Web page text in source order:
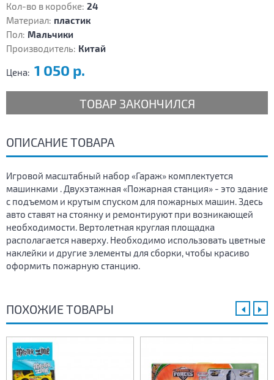
Кол-во в коробке: 24
Материал: пластик
Пол: Мальчики
Производитель: Китай
Цена: 1 050 р.
ТОВАР ЗАКОНЧИЛСЯ
ОПИСАНИЕ ТОВАРА
Игровой масштабный набор «Гараж» комплектуется
машинками . Двухэтажная «Пожарная станция» - это здание
с подъемом и крутым спуском для пожарных машин. Здесь
авто ставят на стоянку и ремонтируют при возникающей
необходимости. Вертолетная круглая площадка
располагается наверху. Необходимо использовать цветные
наклейки и другие элементы для сборки, чтобы красиво
оформить пожарную станцию.
ПОХОЖИЕ ТОВАРЫ